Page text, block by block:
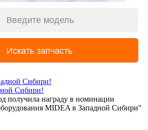
Сибири!
получила награду в номинации
MIDEA в Западной Сибири"